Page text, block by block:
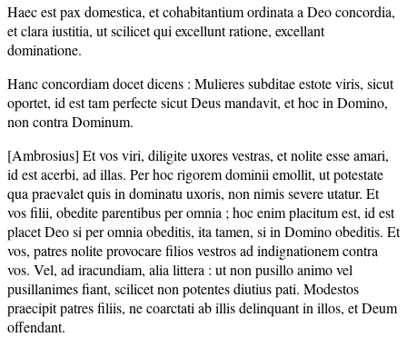
Haec est pax domestica, et cohabitantium ordinata a Deo concordia,
et clara iustitia, ut scilicet qui excellunt ratione, excellant
dominatione.
Hanc concordiam docet dicens : Mulieres subditae estote viris, sicut
oportet, id est tam perfecte sicut Deus mandavit, et hoc in Domino,
non contra Dominum.
[Ambrosius] Et vos viri, diligite uxores vestras, et nolite esse amari,
id est acerbi, ad illas. Per hoc rigorem dominii emollit, ut potestate
qua praevalet quis in dominatu uxoris, non nimis severe utatur. Et
vos filii, obedite parentibus per omnia ; hoc enim placitum est, id est
placet Deo si per omnia obeditis, ita tamen, si in Domino obeditis. Et
vos, patres nolite provocare filios vestros ad indignationem contra
vos. Vel, ad iracundiam, alia littera : ut non pusillo animo vel
pusillanimes fiant, scilicet non potentes diutius pati. Modestos
praecipit patres filiis, ne coarctati ab illis delinquant in illos, et Deum
offendant.